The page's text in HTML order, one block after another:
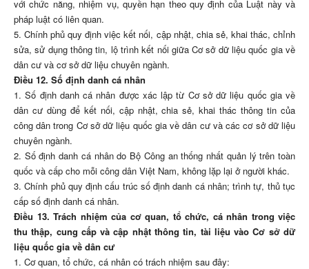
với chức năng, nhiệm vụ, quyền hạn theo quy định của Luật này và
pháp luật có liên quan.
5. Chính phủ quy định việc kết nối, cập nhật, chia sẻ, khai thác, chỉnh
sửa, sử dụng thông tin, lộ trình kết nối giữa Cơ sở dữ liệu quốc gia về
dân cư và cơ sở dữ liệu chuyên ngành.
Điều 12. Số định danh cá nhân
1. Số định danh cá nhân được xác lập từ Cơ sở dữ liệu quốc gia về
dân cư dùng để kết nối, cập nhật, chia sẻ, khai thác thông tin của
công dân trong Cơ sở dữ liệu quốc gia về dân cư và các cơ sở dữ liệu
chuyên ngành.
2. Số định danh cá nhân do Bộ Công an thống nhất quản lý trên toàn
quốc và cấp cho mỗi công dân Việt Nam, không lặp lại ở người khác.
3. Chính phủ quy định cấu trúc số định danh cá nhân; trình tự, thủ tục
cấp số định danh cá nhân.
Điều 13. Trách nhiệm của cơ quan, tổ chức, cá nhân trong việc
thu thập, cung cấp và cập nhật thông tin, tài liệu vào Cơ sở dữ
liệu quốc gia về dân cư
1. Cơ quan, tổ chức, cá nhân có trách nhiệm sau đây: